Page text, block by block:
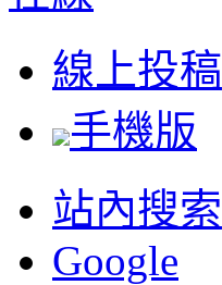
線上投稿
手機版
站內搜索
Google